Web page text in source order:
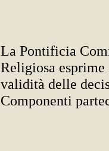
La Pontificia
Religiosa
validità delle
Componenti